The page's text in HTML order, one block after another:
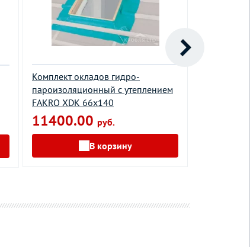
Комплект окладов гидро-
пароизоляционный c утеплением
FAKRO XDK 66х140
11400.00 руб.
В корзину